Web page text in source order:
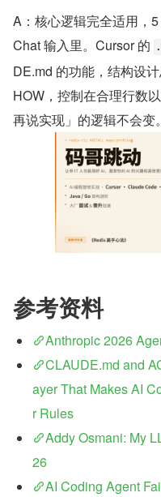
A：核心逻辑完全适用，
Chat 输入里。Cursor 的
DE.md 的功能，结构设
HOW，控制在合理行数
再说实现」的逻辑不会变。
参考资料
Anthropic 2026
CLAUDE.md and
ayer That Makes AI
r Rules
Addy Osmani: My
26
AI Coding Agent